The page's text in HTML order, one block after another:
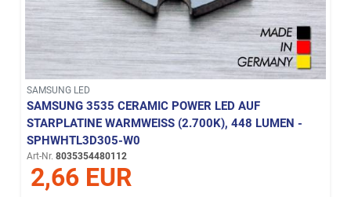
SAMSUNG LED
SAMSUNG 3535 CERAMIC POWER LED AUF
STARPLATINE WARMWEISS (2.700K), 448 LUMEN - S
PHWHTL3D305-W0
Art-Nr. 8035354480112
2,66 EUR